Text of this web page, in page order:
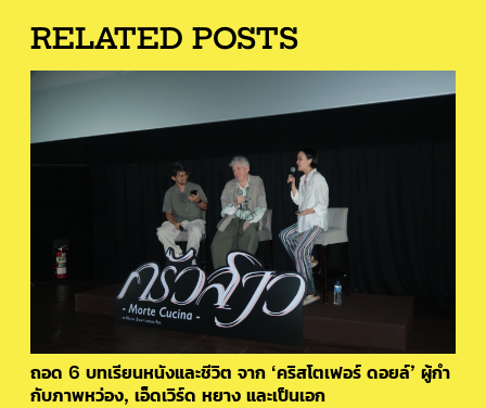
RELATED POSTS
ถอด 6 บทเรียนหนังและชีวิต จาก ‘คริสโตเฟอร์ ดอยล์’ ผู้กำ
กับภาพหว่อง, เอ็ดเวิร์ด หยาง และเป็นเอก